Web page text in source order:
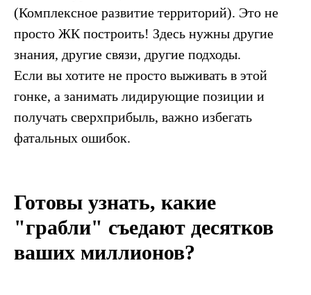
(Комплексное развитие территорий). Это не
просто ЖК построить! Здесь нужны другие
знания, другие связи, другие подходы.
Если вы хотите не просто выживать в этой
гонке, а занимать лидирующие позиции и
получать сверхприбыль, важно избегать
фатальных ошибок.
Готовы узнать, какие
"грабли" съедают десятков
ваших миллионов?